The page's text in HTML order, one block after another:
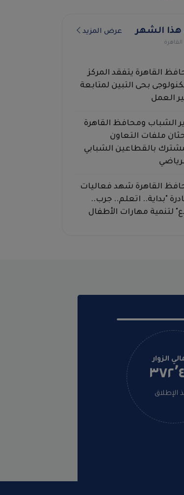
هذا الشهر عرض المزيد
القاهرة يتفقد المركز
بحى التبين لمتابعة
العمل
الشباب ومحافظ القاهرة
ملفات التعاون
بالقطاعين الشبابي
القاهرة شهد فعاليات
"بداية.. اتعلم.. جرب..
لتنمية مهارات الأطفال
الزوار
الإطلاق